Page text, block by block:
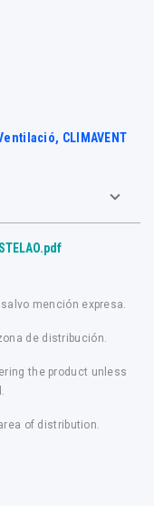
CLIMAVENT
mención expresa.
de distribución.
the product unless
of distribution.